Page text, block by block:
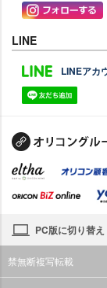
LINE
LINEアカ
PC版に切り替え
禁無断複写転載